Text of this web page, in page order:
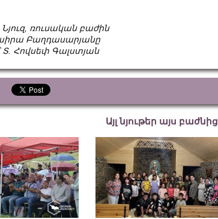
ռուսական բաժին
Բաղդասարյանը
Տ. Հովսեփ Գալստյան
Այլ նյութեր այս բաժնից